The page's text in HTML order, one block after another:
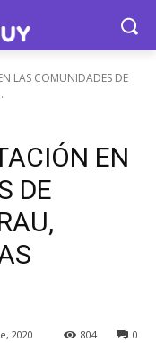
LAS COMUNIDADES DE
EN
DE
2020 0
804